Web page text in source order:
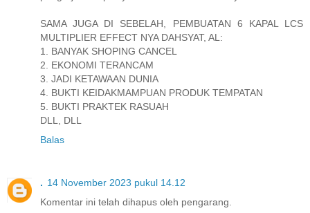
SAMA JUGA DI SEBELAH, PEMBUATAN 6 KAPAL LCS
MULTIPLIER EFFECT NYA DAHSYAT, AL:
1. BANYAK SHOPING CANCEL
2. EKONOMI TERANCAM
3. JADI KETAWAAN DUNIA
4. BUKTI KEIDAKMAMPUAN PRODUK TEMPATAN
5. BUKTI PRAKTEK RASUAH
DLL, DLL
Balas
. 14 November 2023 pukul 14.12
Komentar ini telah dihapus oleh pengarang.